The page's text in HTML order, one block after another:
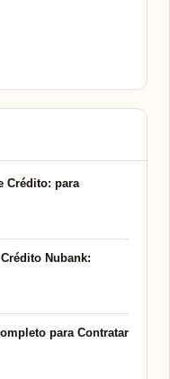
Crédito: para
Nubank:
para Contratar